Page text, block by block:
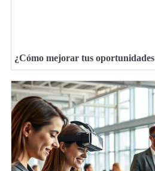
¿Cómo mejorar tus oportunidades